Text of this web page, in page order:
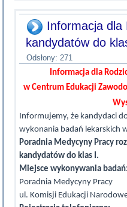
Informacja dla
kandydatów do
Odsłony: 271
Informacja dla
w Centrum Edukacji
Informujemy, że kandydaci
wykonania badań lekarskich
Poradnia Medycyny Pracy
kandydatów do klas I.
Miejsce wykonywania badań:
Poradnia Medycyny Pracy
ul. Komisji Edukacji